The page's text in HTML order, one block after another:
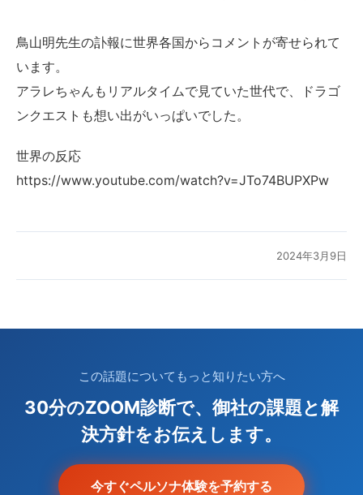
鳥山明先生の訃報に世界各国からコメントが寄せられて
います。
アラレちゃんもリアルタイムで見ていた世代で、ドラゴ
ンクエストも想い出がいっぱいでした。
世界の反応
https://www.youtube.com/watch?v=JTo74BUPXPw
2024年3月9日
この話題についてもっと知りたい方へ
30分のZOOM診断で、御社の課題と解
決方針をお伝えします。
今すぐペルソナ体験を予約する